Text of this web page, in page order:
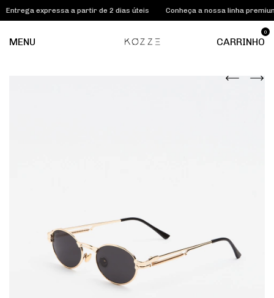
a partir de 2 dias úteis Conheça a nossa linha premium KOZZE
MENU CARRINHO
0